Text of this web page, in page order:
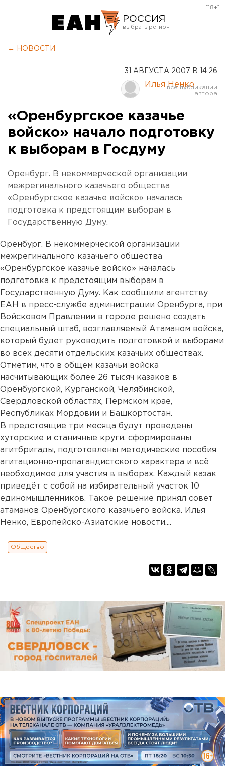
РОССИЯ
Курган
Оренбург
[18+]
← НОВОСТИ
31 АВГУСТА 2007 В 14:26
Илья Ненко
«Оренбургское казачье
войско» начало подготовку
к выборам в Госдуму
Оренбург. В некоммерческой организации
межрегинального казачьего общества
«Оренбургское казачье войско» началась
подготовка к предстоящим выборам в
Государственную Думу.
Оренбург. В некоммерческой организации
межрегинального казачьего общества
«Оренбургское казачье войско» началась
подготовка к предстоящим выборам в
Государственную Думу. Как сообщили агентству
ЕАН в пресс-службе администрации Оренбурга, при
Войсковом Правлении в городе решено создать
специальный штаб, возглавляемый Атаманом войска,
который будет руководить подготовкой и выборами
во всех десяти отдельских казачьих обществах.
Отметим, что в общем казачьи войска
насчитывающих более 26 тысяч казаков в
Оренбургской, Курганской, Челябинской,
Свердловской областях, Пермском крае,
Республиках Мордовии и Башкортостан.
В предстоящие три месяца будут проведены
хуторские и станичные круги, сформированы
агитбригады, подготовлены методические пособия
агитационно-пропагандистского характера и всё
необходимое для участия в выборах. Каждый казак
приведёт с собой на избирательный участок 10
единомышленников. Такое решение принял совет
атаманов Оренбургского казачьего войска. Илья
Ненко, Европейско-Азиатские новости....
Общество